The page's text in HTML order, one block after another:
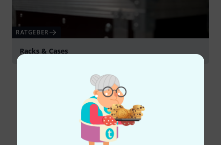
RATGEBER
Racks & Cases